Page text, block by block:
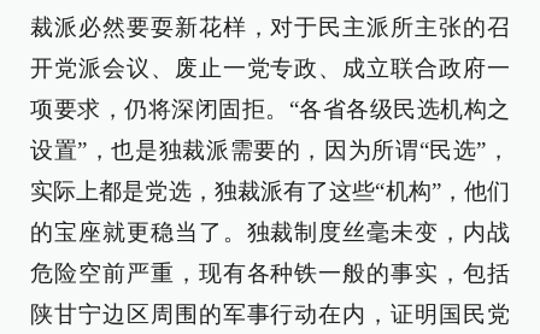
裁派必然要耍新花样，对于民主派所主张的召
开党派会议、废止一党专政、成立联合政府一
项要求，仍将深闭固拒。“各省各级民选机构之
设置”，也是独裁派需要的，因为所谓“民选”，
实际上都是党选，独裁派有了这些“机构”，他们
的宝座就更稳当了。独裁制度丝毫未变，内战
危险空前严重，现有各种铁一般的事实，包括
陕甘宁边区周围的军事行动在内，证明国民党